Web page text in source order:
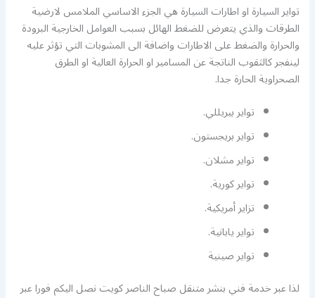
تواير السيارة او اطارات السيارة هي الجزء الاساسي الملامس لارضية
الطرقات والذي يتعرض للضغط الهائل بسبب العوامل الخارجية البرودة
والحرارة والضغط على الاطارات واضافة الى المشوبات التي تؤثر عليه
لينفجر كالثقوب الناتجة عن المسامير او الحرارة العالية او الطرق
الصحراوية الحارة جدا.
تواير بيريللي.
تواير بريجستون.
تواير مشلان.
تواير كورية.
تزاير أمريكية.
تواير يابانية.
تواير صينية
لذا عبر خدمة فني بنشر متنقل صباح الناصر كويت نصل اليكم فورا عبر